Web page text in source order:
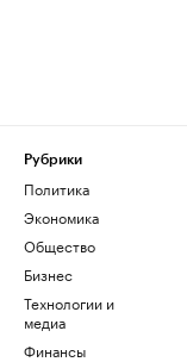
Рубрики
Политика
Экономика
Общество
Бизнес
Технологии и
медиа
Финансы